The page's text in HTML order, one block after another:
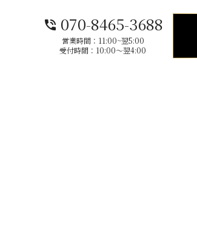
phone_in_talk 070-8465-3688
営業時間：11:00~翌5:00
受付時間：10:00〜翌4:00